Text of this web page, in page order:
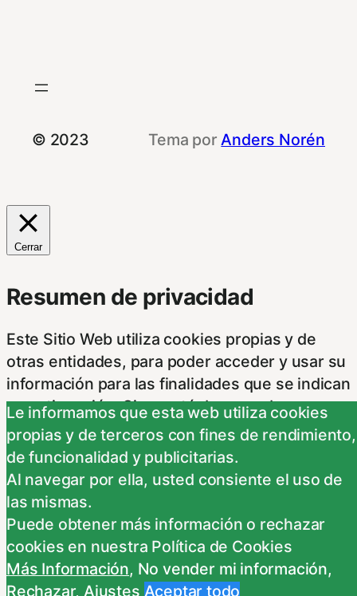
© 2023 Tema porAnders Norén
Le informamos que esta web utiliza cookies
propias y de terceros con fines de rendimiento,
de funcionalidad y publicitarias.
Al navegar por ella, usted consiente el uso de
las mismas.
Puede obtener más información o rechazar
cookies en nuestra Política de Cookies
Más Información, No vender mi información,
Rechazar,Ajustes Aceptar todo
Cerrar
Resumen de privacidad
Este Sitio Web utiliza cookies propias y de
otras entidades, para poder acceder y usar su
información para las finalidades que se indican
a continuación. Si no está de acuerdo con
alguna de estas finalidades, podrá
personalizar sus opciones a través
Necessary
Necessary
Siempre activado
Estas Cookies se utilizan para mejorar su
experiencia de navegación y optimizar el
funcionamiento de nuestro sitio Web.